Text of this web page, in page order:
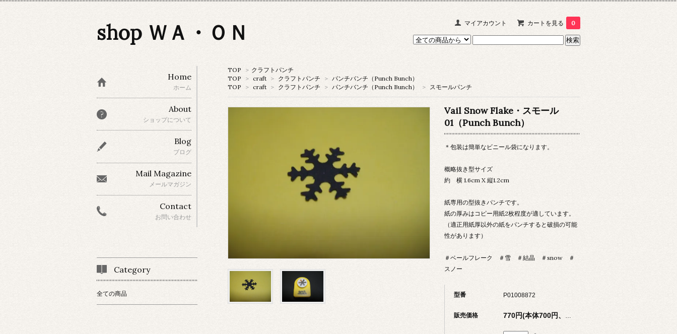
マイアカウント カートを見る 0
shop ＷＡ・ＯＮ
TOP > クラフトパンチ
TOP
> craft > クラフトパンチ > パンチバンチ（Punch Bunch）
TOP
> craft > クラフトパンチ > パンチバンチ（Punch Bunch） > スモールパンチ
Vail Snow Flake・スモール
01（Punch Bunch）
＊包装は簡単なビニール袋になります。
概略抜き型サイズ
約 横 1.6cm X 縦1.2cm
紙専用の型抜きパンチです。
紙の厚みはコピー用紙2枚程度が適しています。
（適正用紙厚以外の紙をパンチすると破損の可能
性があります）
＃ベールフレーク ＃雪 ＃結晶 ＃snow ＃
スノー
型番 P01008872
販売価格
Home
ホーム
About
ショップについて
Blog
ブログ
Mail Magazine
メールマガジン
Contact
お問い合わせ
Category
全ての商品